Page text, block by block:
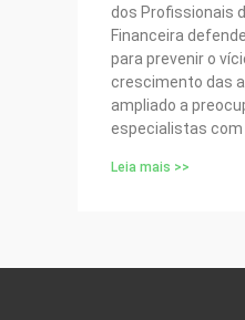
dos Profissionais
Financeira
para prevenir o
crescimento das
ampliado a
especialistas com
Leia mais >>